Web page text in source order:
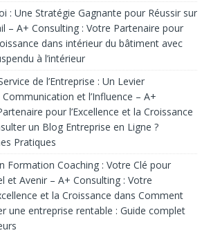
: Une Stratégie Gagnante pour Réussir sur
– A+ Consulting : Votre Partenaire pour
dans intérieur du bâtiment avec
à l’intérieur
de l’Entreprise : Un Levier
et l’Influence – A+
pour l’Excellence et la Croissance
un Blog Entreprise en Ligne ?
Pratiques
Formation Coaching : Votre Clé pour
et Avenir – A+ Consulting : Votre
et la Croissance dans Comment
une entreprise rentable : Guide complet